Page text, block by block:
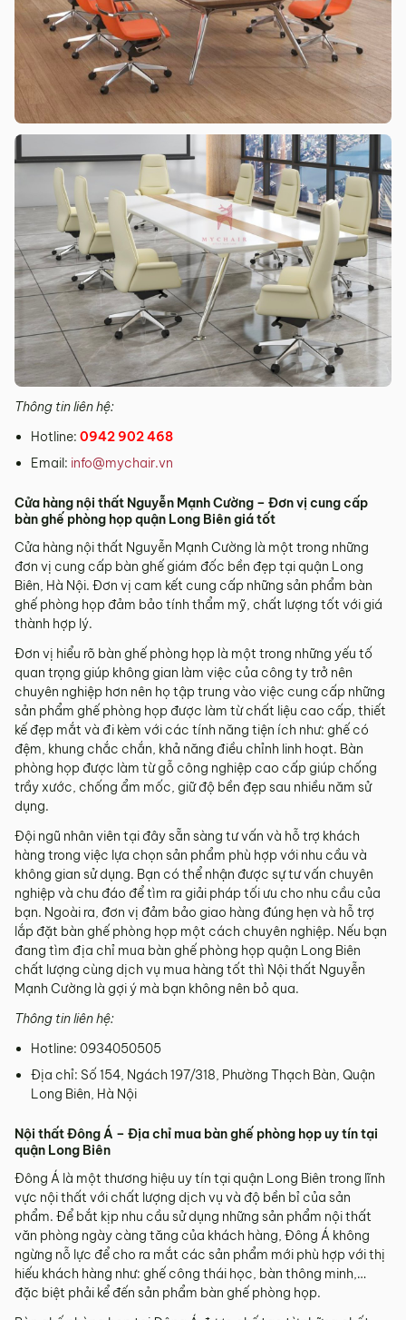
Thông tin liên hệ:
Hotline: 0942 902 468
Email: info@mychair.vn
Cửa hàng nội thất Nguyễn Mạnh Cường – Đơn vị cung cấp
bàn ghế phòng họp quận Long Biên giá tốt
Cửa hàng nội thất Nguyễn Mạnh Cường là một trong những
đơn vị cung cấp bàn ghế giám đốc bền đẹp tại quận Long
Biên, Hà Nội. Đơn vị cam kết cung cấp những sản phẩm bàn
ghế phòng họp đảm bảo tính thẩm mỹ, chất lượng tốt với giá
thành hợp lý.
Đơn vị hiểu rõ bàn ghế phòng họp là một trong những yếu tố
quan trọng giúp không gian làm việc của công ty trở nên
chuyên nghiệp hơn nên họ tập trung vào việc cung cấp những
sản phẩm ghế phòng họp được làm từ chất liệu cao cấp, thiết
kế đẹp mắt và đi kèm với các tính năng tiện ích như: ghế có
đệm, khung chắc chắn, khả năng điều chỉnh linh hoạt. Bàn
phòng họp được làm từ gỗ công nghiệp cao cấp giúp chống
trầy xước, chống ẩm mốc, giữ độ bền đẹp sau nhiều năm sử
dụng.
Đội ngũ nhân viên tại đây sẵn sàng tư vấn và hỗ trợ khách
hàng trong việc lựa chọn sản phẩm phù hợp với nhu cầu và
không gian sử dụng. Bạn có thể nhận được sự tư vấn chuyên
nghiệp và chu đáo để tìm ra giải pháp tối ưu cho nhu cầu của
bạn. Ngoài ra, đơn vị đảm bảo giao hàng đúng hẹn và hỗ trợ
lắp đặt bàn ghế phòng họp một cách chuyên nghiệp. Nếu bạn
đang tìm địa chỉ mua bàn ghế phòng họp quận Long Biên
chất lượng cùng dịch vụ mua hàng tốt thì Nội thất Nguyễn
Mạnh Cường là gợi ý mà bạn không nên bỏ qua.
Thông tin liên hệ:
Hotline: 0934050505
Địa chỉ: Số 154, Ngách 197/318, Phường Thạch Bàn, Quận
Long Biên, Hà Nội
Nội thất Đông Á – Địa chỉ mua bàn ghế phòng họp uy tín tại
quận Long Biên
Đông Á là một thương hiệu uy tín tại quận Long Biên trong lĩnh
vực nội thất với chất lượng dịch vụ và độ bền bỉ của sản
phẩm. Để bắt kịp nhu cầu sử dụng những sản phẩm nội thất
văn phòng ngày càng tăng của khách hàng, Đông Á không
ngừng nỗ lực để cho ra mắt các sản phẩm mới phù hợp với thị
hiếu khách hàng như: ghế công thái học, bàn thông minh,…
đặc biệt phải kể đến sản phẩm bàn ghế phòng họp.